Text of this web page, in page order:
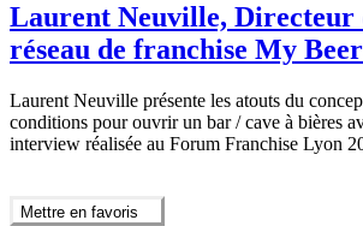
Laurent Neuville, Directeur
réseau de franchise My
Laurent Neuville présente les atouts du
conditions pour ouvrir un bar / cave à bières
interview réalisée au Forum Franchise Lyon
Mettre en favoris